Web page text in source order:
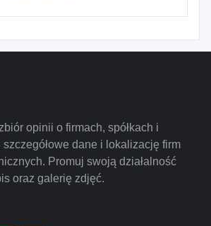
opinii o firmach, spółkach i
dane i lokalizację firm
Promuj swoją działalność
oraz galerię zdjęć.